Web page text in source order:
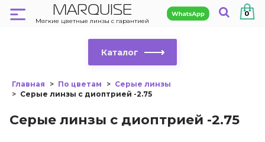
MARQUISE
Мягкие цветные линзы с гарантией
0
Каталог
Главная По цветам
Серые линзы
Серые линзы с диоптрией -2.75
Серые линзы с диоптрией -2.75